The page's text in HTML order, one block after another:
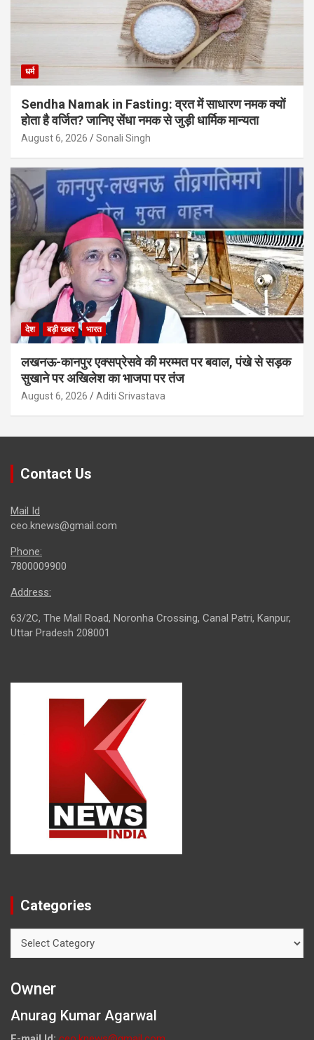
धर्म
Sendha Namak in Fasting: व्रत में साधारण नमक क्यों
होता है वर्जित? जानिए सेंधा नमक से जुड़ी धार्मिक मान्यता
August 6, 2026 Sonali Singh
देश बड़ी खबर भारत
लखनऊ-कानपुर एक्सप्रेसवे की मरम्मत पर बवाल, पंखे से सड़क
सुखाने पर अखिलेश का भाजपा पर तंज
August 6, 2026 Aditi Srivastava
Contact Us
Mail Id
ceo.knews@gmail.com
Phone:
7800009900
Address:
63/2C, The Mall Road, Noronha Crossing, Canal Patri, Kanpur,
Uttar Pradesh 208001
Categories
Owner
Anurag Kumar Agarwal